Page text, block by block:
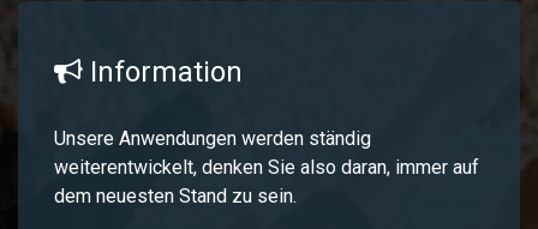
Information
Unsere Anwendungen werden ständig
weiterentwickelt, denken Sie also daran, immer auf
dem neuesten Stand zu sein.